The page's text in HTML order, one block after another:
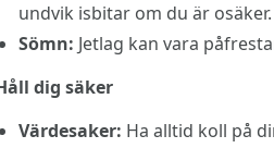
undvik isbitar om du är osäker.
Sömn: Jetlag kan vara
dig säker
Värdesaker: Ha alltid koll på